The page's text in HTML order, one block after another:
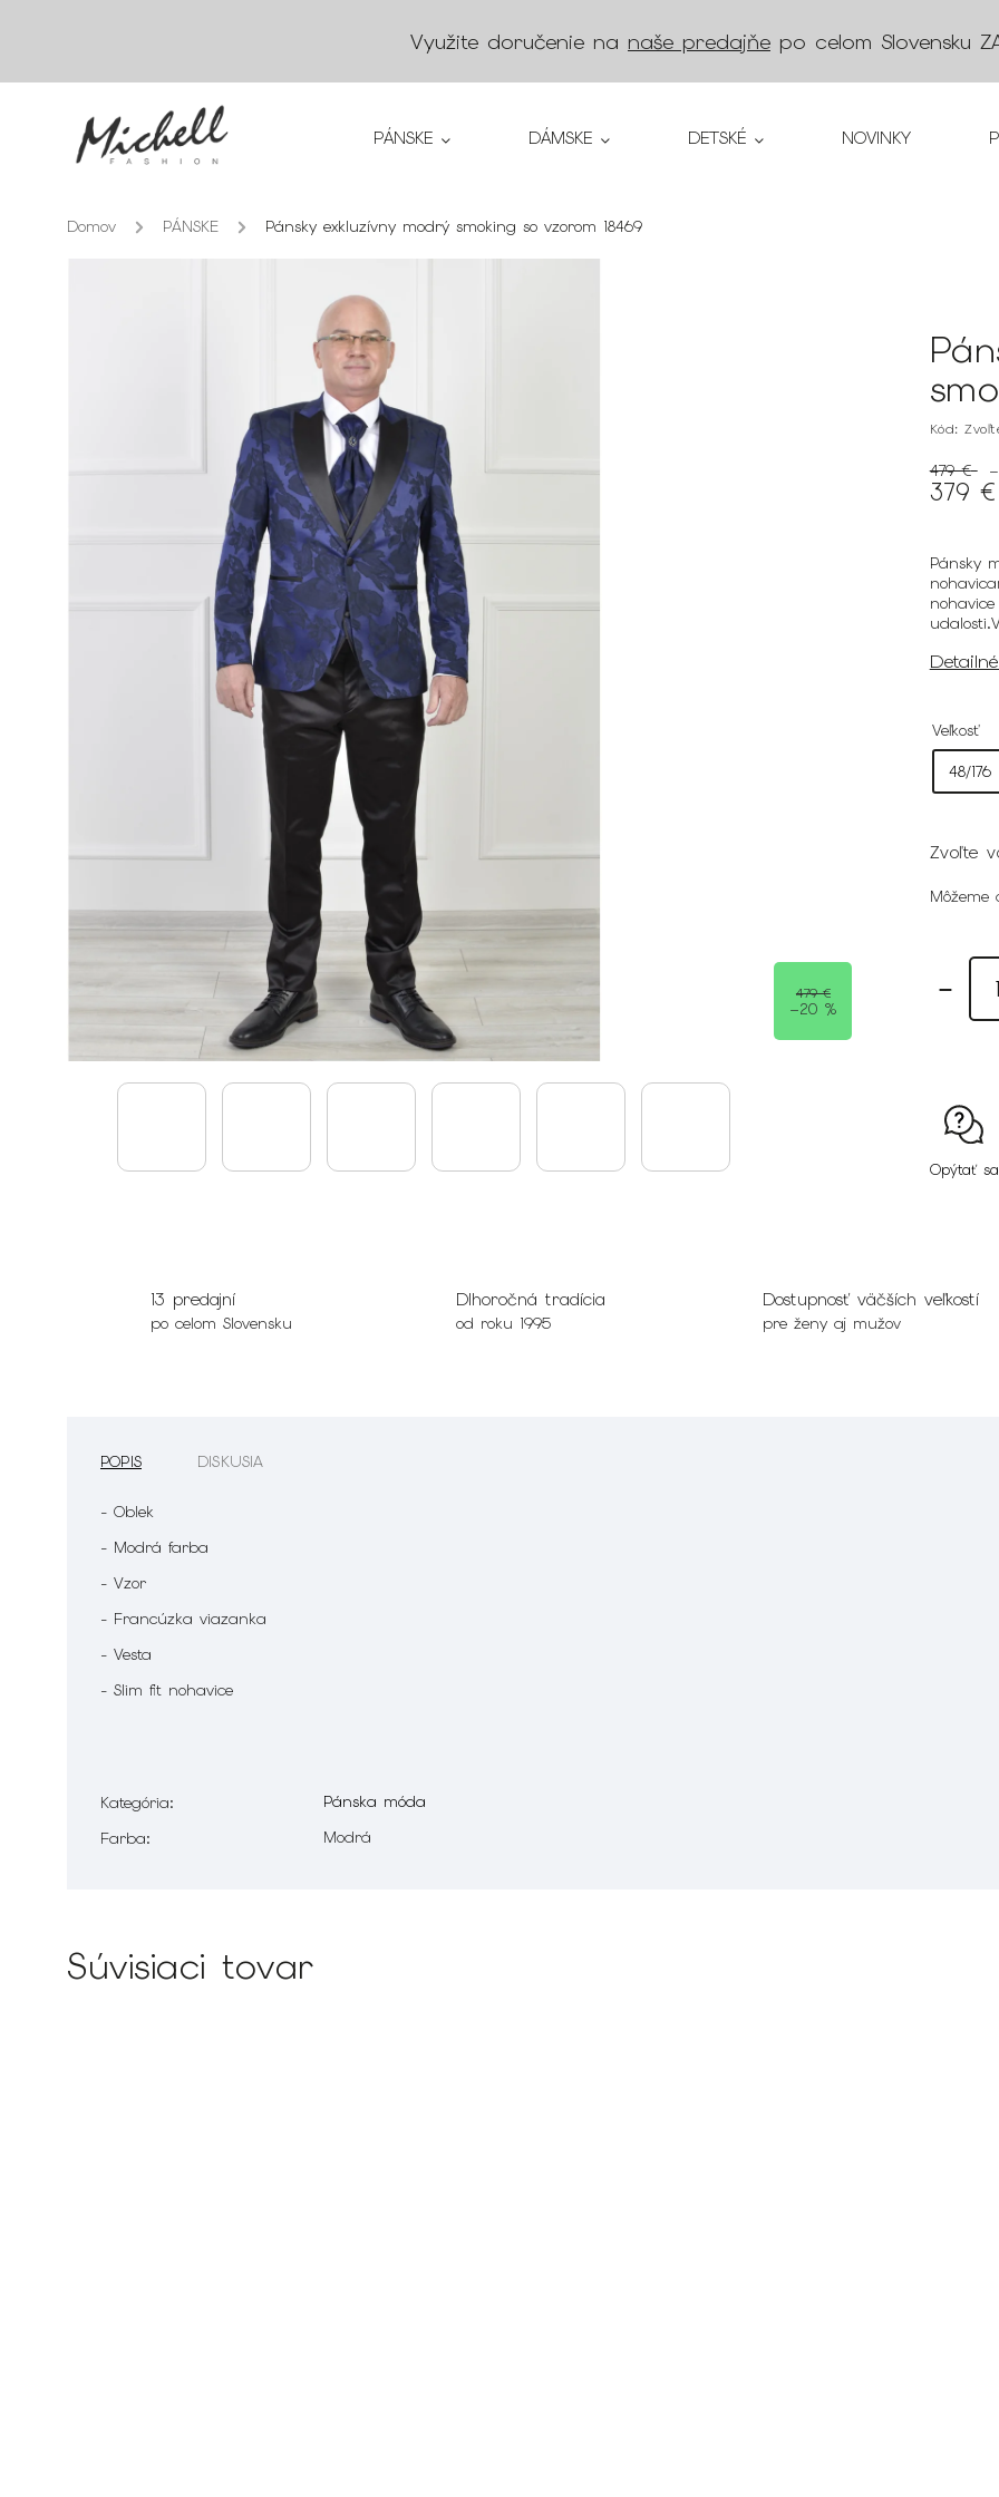
Využite doručenie na naše predajňe po celom Slovensku
PÁNSKE DÁMSKE DETSKÉ NOVINKY
Domov / PÁNSKE / Pánsky exkluzívny modrý smoking so vzorom 18469
479 €
–20 %
Kód:
479 €
379 €
Pánsky
Veľkosť
Zvoľte
Môžeme
Opýtať sa
13 predajní
po celom Slovensku
Dlhoročná tradícia
od roku 1995
Dostupnosť väčších veľkostí
pre ženy aj mužov
POPIS DISKUSIA
- Oblek
- Modrá farba
- Vzor
- Francúzka viazanka
- Vesta
- Slim fit nohavice
Kategória:
Pánska móda
Farba: Modrá
Súvisiaci tovar